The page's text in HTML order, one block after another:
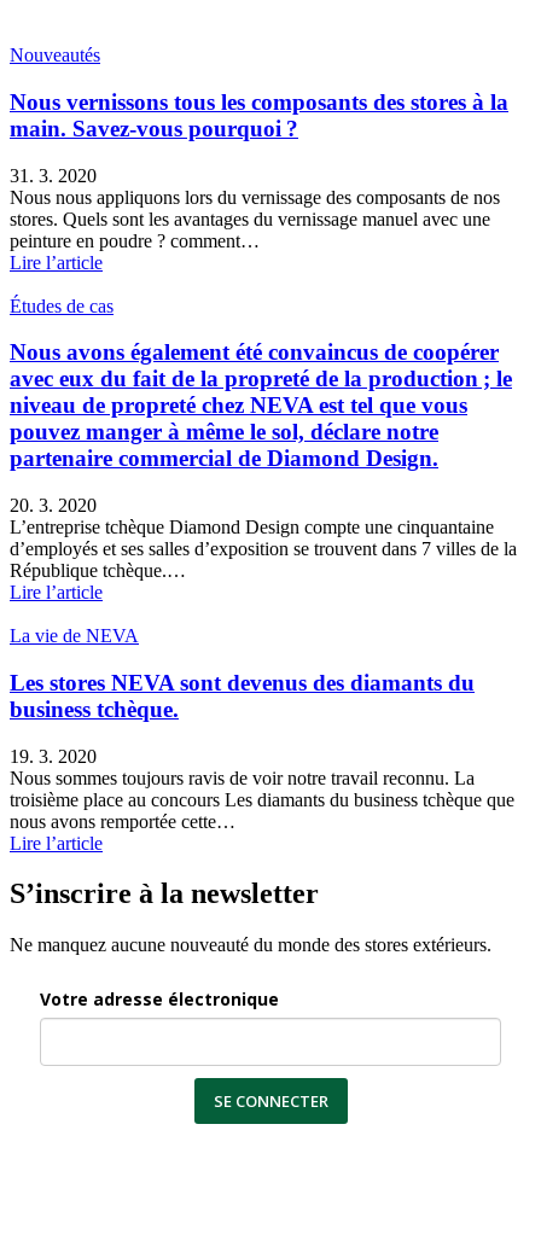
Nouveautés
Nous vernissons tous les composants des stores à la
main. Savez-vous pourquoi ?
31. 3. 2020
Nous nous appliquons lors du vernissage des composants de nos
stores. Quels sont les avantages du vernissage manuel avec une
peinture en poudre ? comment…
Lire l’article
Études de cas
Nous avons également été convaincus de coopérer
avec eux du fait de la propreté de la production ; le
niveau de propreté chez NEVA est tel que vous
pouvez manger à même le sol, déclare notre
partenaire commercial de Diamond Design.
20. 3. 2020
L’entreprise tchèque Diamond Design compte une cinquantaine
d’employés et ses salles d’exposition se trouvent dans 7 villes de la
République tchèque.…
Lire l’article
La vie de NEVA
Les stores NEVA sont devenus des diamants du
business tchèque.
19. 3. 2020
Nous sommes toujours ravis de voir notre travail reconnu. La
troisième place au concours Les diamants du business tchèque que
nous avons remportée cette…
Lire l’article
S’inscrire à la newsletter
Ne manquez aucune nouveauté du monde des stores extérieurs.
Votre adresse électronique
SE CONNECTER